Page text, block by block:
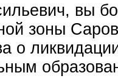
вы
зоны
о